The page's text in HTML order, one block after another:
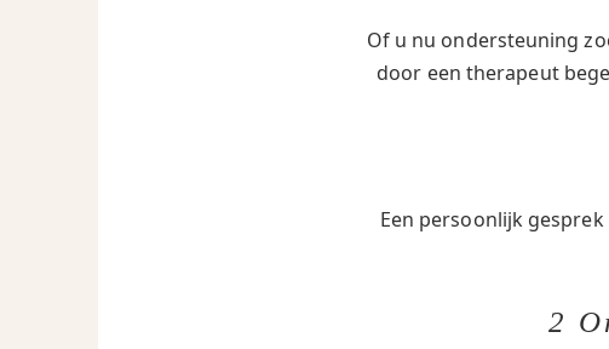
Of u nu ondersteuning
door een therapeut
Een persoonlijk
2